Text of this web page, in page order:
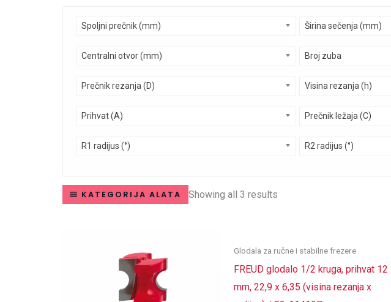
Spoljni prečnik (mm) Širina sečenja (mm)
Centralni otvor (mm) Broj zuba
Prečnik rezanja (D) Visina rezanja (h)
Prihvat (A) Prečnik ležaja (C)
R1 radijus (°) R2 radijus (°)
KATEGORIJA ALATA Showing all 3 results
Glodala za ručne i stabilne frezere
FREUD glodalo 1/2 kruga, prihvat 12
mm, 22,9 x 6,35 (visina rezanja x